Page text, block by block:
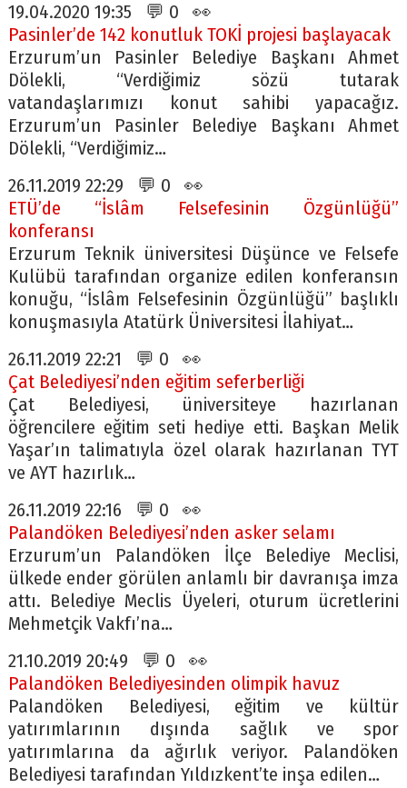
19.04.2020 19:35 💬 0 👀
Pasinler’de 142 konutluk TOKİ projesi başlayacak
Erzurum’un Pasinler Belediye Başkanı Ahmet
Dölekli, “Verdiğimiz sözü tutarak
vatandaşlarımızı konut sahibi yapacağız.
Erzurum’un Pasinler Belediye Başkanı Ahmet
Dölekli, “Verdiğimiz…
26.11.2019 22:29 💬 0 👀
ETÜ’de “İslâm Felsefesinin Özgünlüğü”
konferansı
Erzurum Teknik üniversitesi Düşünce ve Felsefe
Kulübü tarafından organize edilen konferansın
konuğu, “İslâm Felsefesinin Özgünlüğü” başlıklı
konuşmasıyla Atatürk Üniversitesi İlahiyat…
26.11.2019 22:21 💬 0 👀
Çat Belediyesi’nden eğitim seferberliği
Çat Belediyesi, üniversiteye hazırlanan
öğrencilere eğitim seti hediye etti. Başkan Melik
Yaşar’ın talimatıyla özel olarak hazırlanan TYT
ve AYT hazırlık…
26.11.2019 22:16 💬 0 👀
Palandöken Belediyesi’nden asker selamı
Erzurum’un Palandöken İlçe Belediye Meclisi,
ülkede ender görülen anlamlı bir davranışa imza
attı. Belediye Meclis Üyeleri, oturum ücretlerini
Mehmetçik Vakfı’na…
21.10.2019 20:49 💬 0 👀
Palandöken Belediyesinden olimpik havuz
Palandöken Belediyesi, eğitim ve kültür
yatırımlarının dışında sağlık ve spor
yatırımlarına da ağırlık veriyor. Palandöken
Belediyesi tarafından Yıldızkent’te inşa edilen…